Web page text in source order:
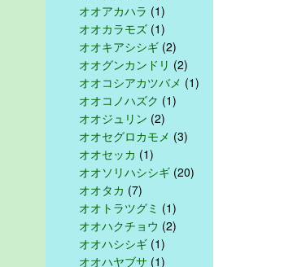
オオアカハラ (1)
オオカラモズ (1)
オオキアシシギ (2)
オオグンカンドリ (2)
オオコシアカツバメ (1)
オオコノハズク (1)
オオジュリン (2)
オオセグロカモメ (3)
オオセッカ (1)
オオソリハシシギ (20)
オオタカ (7)
オオトラツグミ (1)
オオハクチョウ (2)
オオハシシギ (1)
オオハヤブサ (1)